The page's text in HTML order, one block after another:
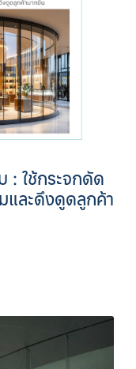
: ใช้กระจกดัด
และดึงดูดลูกค้า